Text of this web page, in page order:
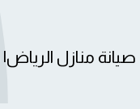
صيانة منازل